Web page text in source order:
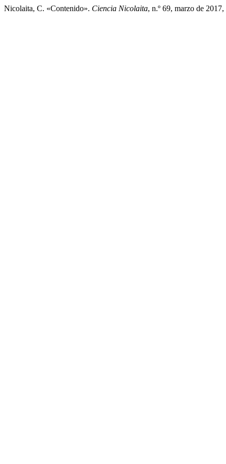
Nicolaita, C. «Contenido». Ciencia Nicolaita, n.º 69, marzo de